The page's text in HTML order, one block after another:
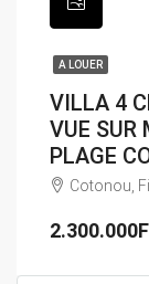
A LOUER
VILLA 4
VUE SUR
PLAGE
Cotonou,